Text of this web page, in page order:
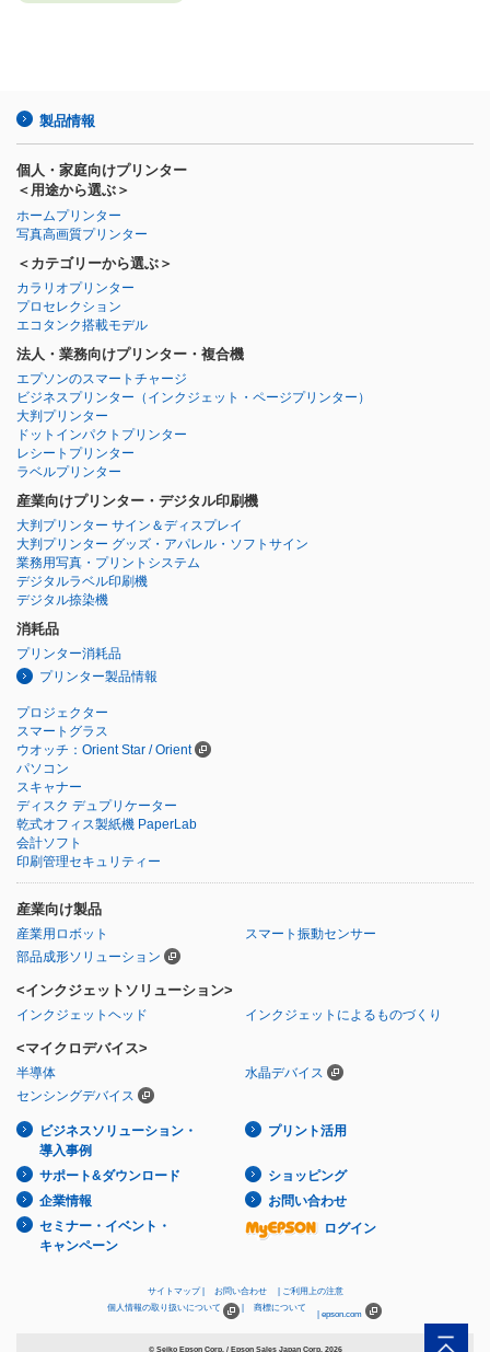
製品情報
個人・家庭向けプリンター
＜用途から選ぶ＞
ホームプリンター
写真高画質プリンター
＜カテゴリーから選ぶ＞
カラリオプリンター
プロセレクション
エコタンク搭載モデル
法人・業務向けプリンター・複合機
エプソンのスマートチャージ
ビジネスプリンター （インクジェット・ページプリンター）
大判プリンター
ドットインパクトプリンター
レシートプリンター
ラベルプリンター
産業向けプリンター・デジタル印刷機
大判プリンター サイン＆ディスプレイ
大判プリンター グッズ・アパレル・ソフトサイン
業務用写真・プリントシステム
デジタルラベル印刷機
デジタル捺染機
消耗品
プリンター消耗品
プリンター製品情報
プロジェクター
スマートグラス
ウオッチ：Orient Star / Orient
パソコン
スキャナー
ディスク デュプリケーター
乾式オフィス製紙機 PaperLab
会計ソフト
印刷管理セキュリティー
産業向け製品
産業用ロボット
スマート振動センサー
部品成形ソリューション
<インクジェットソリューション>
インクジェットヘッド インクジェットによるものづくり
<マイクロデバイス>
半導体
水晶デバイス
センシングデバイス
ビジネスソリューション・
導入事例
プリント活用
サポート&ダウンロード
ショッピング
企業情報
お問い合わせ
セミナー・イベント・
キャンペーン
ログイン
サイトマップ お問い合わせ
ご利用上の注意
個人情報の取り扱いについて
商標について
epson.com
© Seiko Epson Corp. / Epson Sales Japan Corp. 2026